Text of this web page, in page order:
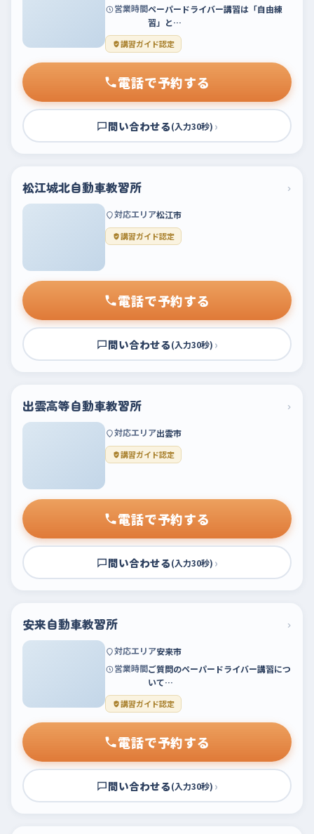
営業時間ペーパードライバー講習は「自由練
習」と…
講習ガイド認定
電話で予約する
問い合わせる(入力30秒) ›
松江城北自動車教習所 ›
対応エリア松江市
講習ガイド認定
電話で予約する
問い合わせる(入力30秒) ›
出雲高等自動車教習所 ›
対応エリア出雲市
講習ガイド認定
電話で予約する
問い合わせる(入力30秒) ›
安来自動車教習所 ›
対応エリア安来市
営業時間ご質問のペーパードライバー講習につ
いて…
講習ガイド認定
電話で予約する
問い合わせる(入力30秒) ›